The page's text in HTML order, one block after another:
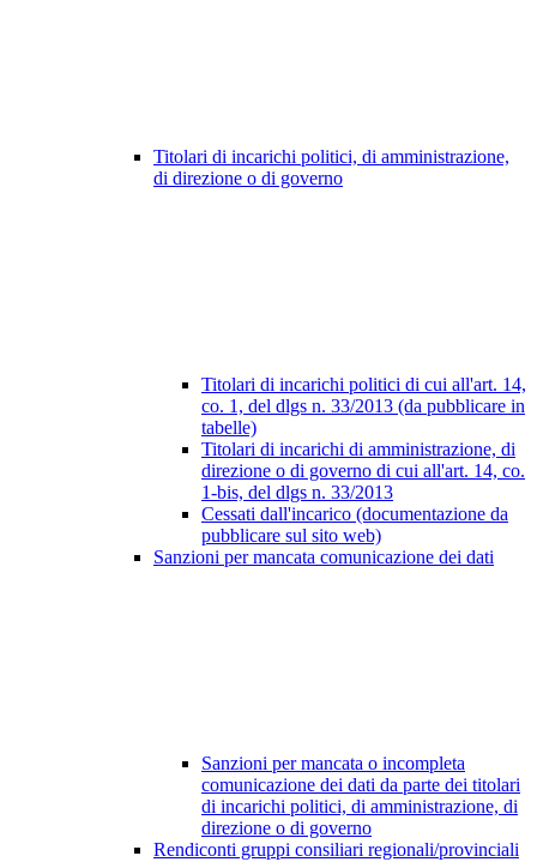
Titolari di incarichi politici, di amministrazione,
di direzione o di governo
Titolari di incarichi politici di cui all'art. 14,
co. 1, del dlgs n. 33/2013 (da pubblicare in
tabelle)
Titolari di incarichi di amministrazione, di
direzione o di governo di cui all'art. 14, co.
1-bis, del dlgs n. 33/2013
Cessati dall'incarico (documentazione da
pubblicare sul sito web)
Sanzioni per mancata comunicazione dei dati
Sanzioni per mancata o incompleta
comunicazione dei dati da parte dei titolari
di incarichi politici, di amministrazione, di
direzione o di governo
Rendiconti gruppi consiliari regionali/provinciali